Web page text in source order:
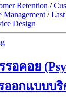
Retention /
Management /
Design
อคอย
ออกแบบบ